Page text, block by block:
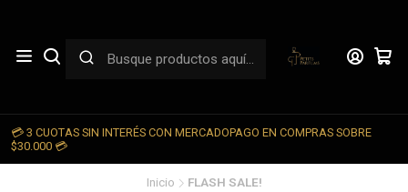
💳 3 CUOTAS SIN INTERÉS CON MERCADOPAGO EN COMPRAS SOBRE
$30.000 💳
Inicio FLASH SALE!